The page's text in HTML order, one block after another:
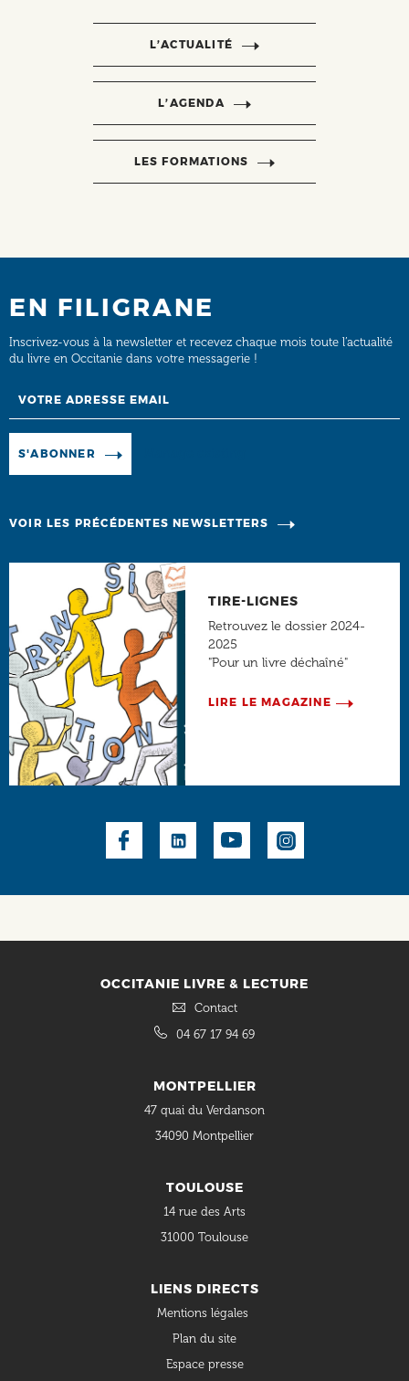
L’ACTUALITÉ
L’AGENDA
LES FORMATIONS
EN FILIGRANE
Inscrivez-vous à la newsletter et recevez chaque mois toute l’actualité
du livre en Occitanie dans votre messagerie !
S'ABONNER
VOIR LES PRÉCÉDENTES NEWSLETTERS
TIRE-LIGNES
Retrouvez le dossier 2024-
2025
"Pour un livre déchaîné"
LIRE LE MAGAZINE
OCCITANIE LIVRE & LECTURE
Contact
04 67 17 94 69
MONTPELLIER
47 quai du Verdanson
34090 Montpellier
TOULOUSE
14 rue des Arts
31000 Toulouse
LIENS DIRECTS
Mentions légales
Plan du site
Espace presse